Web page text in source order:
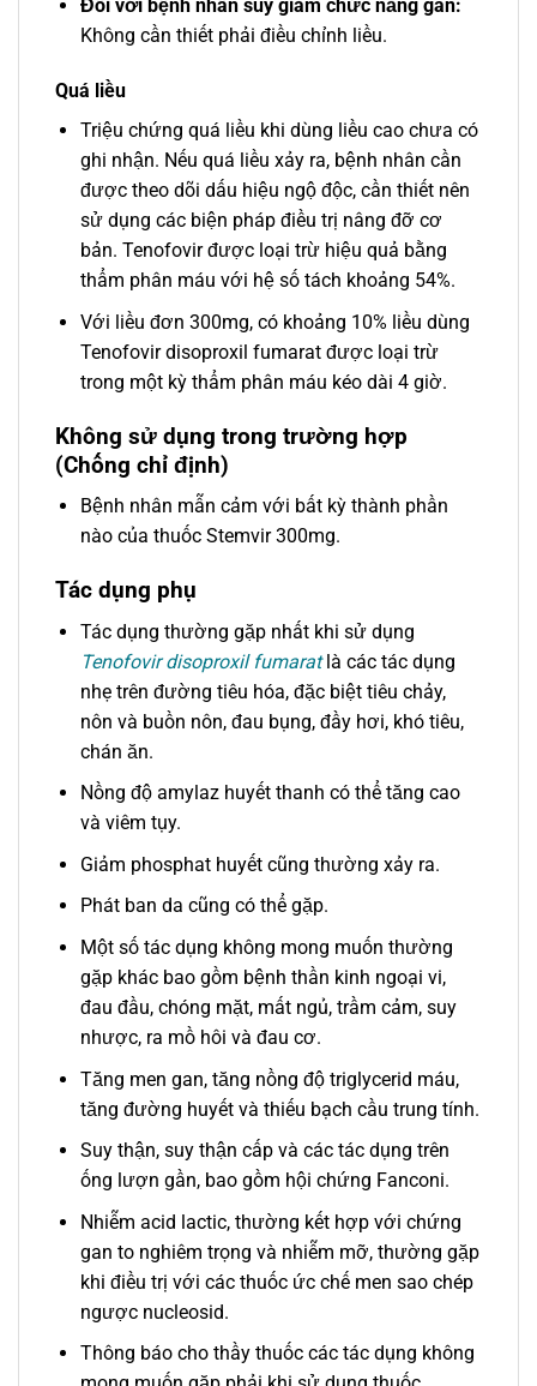
Đối với bệnh nhân suy giảm chức năng gan:
Không cần thiết phải điều chỉnh liều.
Quá liều
Triệu chứng quá liều khi dùng liều cao chưa có
ghi nhận. Nếu quá liều xảy ra, bệnh nhân cần
được theo dõi dấu hiệu ngộ độc, cần thiết nên
sử dụng các biện pháp điều trị nâng đỡ cơ
bản. Tenofovir được loại trừ hiệu quả bằng
thẩm phân máu với hệ số tách khoảng 54%.
Với liều đơn 300mg, có khoảng 10% liều dùng
Tenofovir disoproxil fumarat được loại trừ
trong một kỳ thẩm phân máu kéo dài 4 giờ.
Không sử dụng trong trường hợp
(Chống chỉ định)
Bệnh nhân mẫn cảm với bất kỳ thành phần
nào của thuốc Stemvir 300mg.
Tác dụng phụ
Tác dụng thường gặp nhất khi sử dụng
Tenofovir disoproxil fumaratlà các tác dụng
nhẹ trên đường tiêu hóa, đặc biệt tiêu chảy,
nôn và buồn nôn, đau bụng, đầy hơi, khó tiêu,
chán ăn.
Nồng độ amylaz huyết thanh có thể tăng cao
và viêm tụy.
Giảm phosphat huyết cũng thường xảy ra.
Phát ban da cũng có thể gặp.
Một số tác dụng không mong muốn thường
gặp khác bao gồm bệnh thần kinh ngoại vi,
đau đầu, chóng mặt, mất ngủ, trầm cảm, suy
nhược, ra mồ hôi và đau cơ.
Tăng men gan, tăng nồng độ triglycerid máu,
tăng đường huyết và thiếu bạch cầu trung tính.
Suy thận, suy thận cấp và các tác dụng trên
ống lượn gần, bao gồm hội chứng Fanconi.
Nhiễm acid lactic, thường kết hợp với chứng
gan to nghiêm trọng và nhiễm mỡ, thường gặp
khi điều trị với các thuốc ức chế men sao chép
ngược nucleosid.
Thông báo cho thầy thuốc các tác dụng không